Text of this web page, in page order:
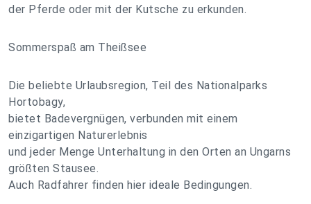
der Pferde oder mit der Kutsche zu erkunden.
Sommerspaß am Theißsee
Die beliebte Urlaubsregion, Teil des Nationalparks
Hortobagy,
bietet Badevergnügen, verbunden mit einem
einzigartigen Naturerlebnis
und jeder Menge Unterhaltung in den Orten an Ungarns
größten Stausee.
Auch Radfahrer finden hier ideale Bedingungen.